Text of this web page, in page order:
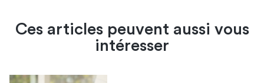
Ces articles peuvent aussi vous
intéresser